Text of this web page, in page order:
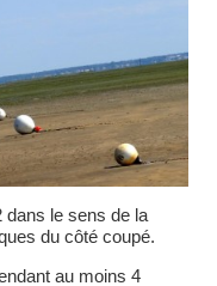
dans le sens de la
du côté coupé.
au moins 4